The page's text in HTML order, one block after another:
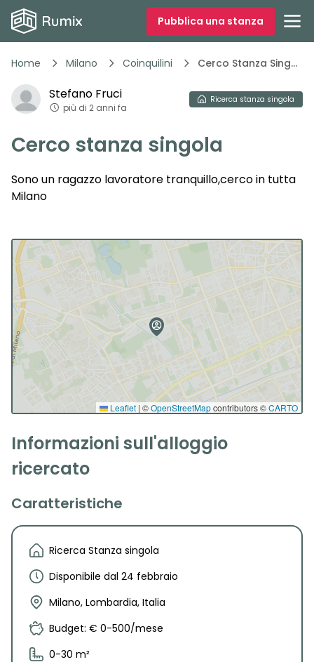
Pubblica una stanza
Home Milano Coinquilini Cerco Stanza Singola Jvrkn
Stefano Fruci
più di 2 anni fa
Ricerca stanza singola
Cerco stanza singola
Sono un ragazzo lavoratore tranquillo,cerco in tutta
Milano
Leaflet | ©OpenStreetMapcontributors ©CARTO
Informazioni sull'alloggio
ricercato
Caratteristiche
Ricerca Stanza singola
Disponibile dal 24 febbraio
Milano, Lombardia, Italia
Budget: € 0-500/mese
0-30 m²